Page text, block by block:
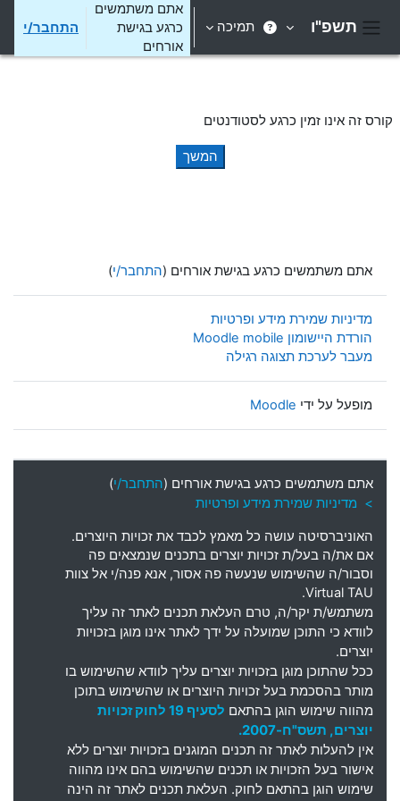
תשפ"ו תמיכה
אתם משתמשים
כרגע בגישת
אורחים
התחבר/י
קורס זה אינו זמין כרגע לסטודנטים
המשך
אתם משתמשים כרגע בגישת אורחים (התחבר/י)
מדיניות שמירת מידע ופרטיות
הורדת היישומון Moodle mobile
מעבר לערכת תצוגה רגילה
מופעל על ידי Moodle
אתם משתמשים כרגע בגישת אורחים (התחבר/י)
> מדיניות שמירת מידע ופרטיות
האוניברסיטה עושה כל מאמץ לכבד את זכויות היוצרים.
אם את/ה בעל/ת זכויות יוצרים בתכנים שנמצאים פה
וסבור/ה שהשימוש שנעשה פה אסור, אנא פנה/י אל צוות
Virtual TAU.
משתמש/ת יקר/ה, טרם העלאת תכנים לאתר זה עליך
לוודא כי התוכן שמועלה על ידך לאתר אינו מוגן בזכויות
יוצרים.
ככל שהתוכן מוגן בזכויות יוצרים עליך לוודא שהשימוש בו
מותר בהסכמת בעל זכויות היוצרים או שהשימוש בתוכן
מהווה שימוש הוגן בהתאם
לסעיף 19 לחוק זכויות
יוצרים, תשס"ח-2007.
אין להעלות לאתר זה תכנים המוגנים בזכויות יוצרים ללא
אישור בעל הזכויות או תכנים שהשימוש בהם אינו מהווה
שימוש הוגן בהתאם לחוק. העלאת תכנים לאתר זה הינה